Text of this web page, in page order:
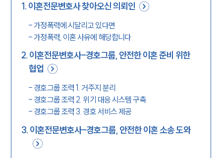
1. 이혼전문변호사 찾아오신 의뢰인
-가정폭력에 시달리고 있다면
-가정폭력, 이혼 사유에 해당합니다
2. 이혼전문변호사-경호그룹, 안전한 이혼 준비 위한
협업
- 경호그룹 조력 1. 거주지 분리
- 경호그룹 조력 2. 위기 대응 시스템 구축
- 경호그룹 조력 3. 경호 서비스 제공
3. 이혼전문변호사-경호그룹, 안전한 이혼 소송 도와